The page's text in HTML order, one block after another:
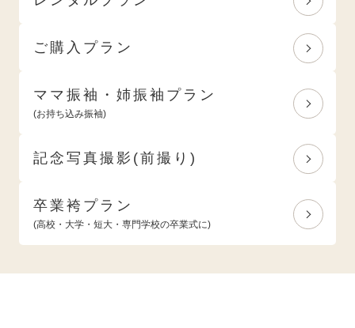
ご購入プラン
ママ振袖・姉振袖プラン
(お持ち込み振袖)
記念写真撮影(前撮り)
卒業袴プラン
(高校・大学・短大・専門学校の卒業式に)